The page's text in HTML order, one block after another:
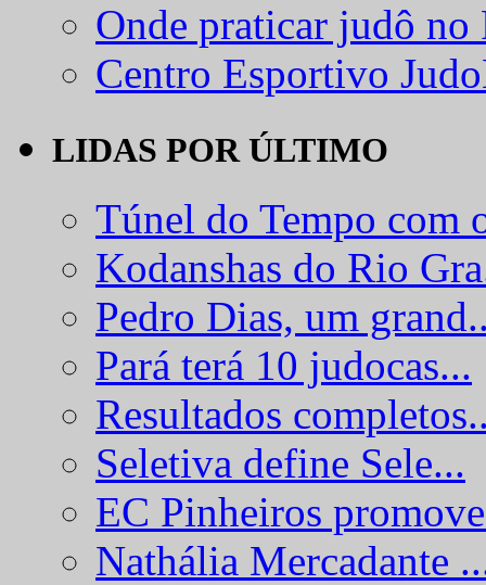
Onde praticar judô
Centro Esportivo
LIDAS POR ÚLTIMO
Túnel do Tempo com
Kodanshas do Rio
Pedro Dias, um
Pará terá 10 judocas...
Resultados
Seletiva define Sele...
EC Pinheiros
Nathália Mercadante